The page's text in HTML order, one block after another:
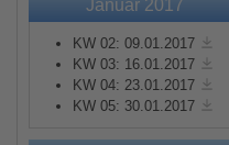
Januar 2017
KW 02: 09.01.2017
KW 03: 16.01.2017
KW 04: 23.01.2017
KW 05: 30.01.2017